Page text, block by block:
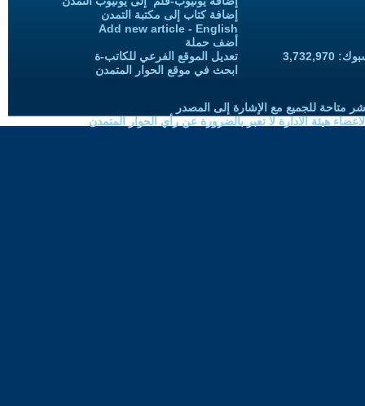
إضافة كتاب إلى مكتبة التمدن
Add new article - English
أضف حملة
تعديل الموقع الفرعي للكاتب-ة
ابحث في موقع الحوار المتمدن
متاحة للجميع مع الإشارة إلى المصدر
هيئة الادارة لا تعبر بالضرورة عن رأي الحوار المتمدن